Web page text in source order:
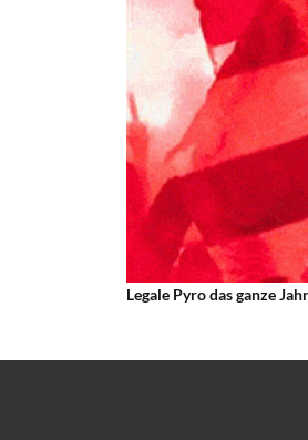
Legale Pyro das ganze